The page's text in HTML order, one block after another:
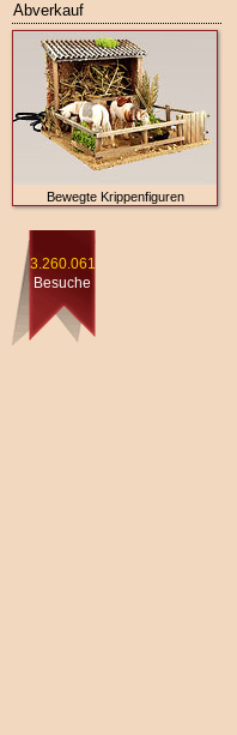
Abverkauf
Bewegte Krippenfiguren
3.260.061
Besuche